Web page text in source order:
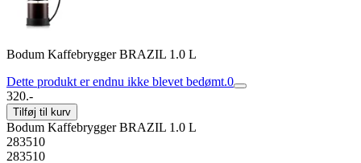
Bodum Kaffebrygger BRAZIL 1.0 L
Dette produkt er endnu ikke blevet bedømt.0
320.-
Tilføj til kurv
Bodum Kaffebrygger BRAZIL 1.0 L
283510
283510